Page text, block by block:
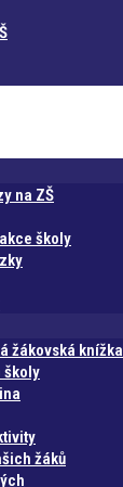
na ZŠ
školy
žákovská knížka
školy
žáků